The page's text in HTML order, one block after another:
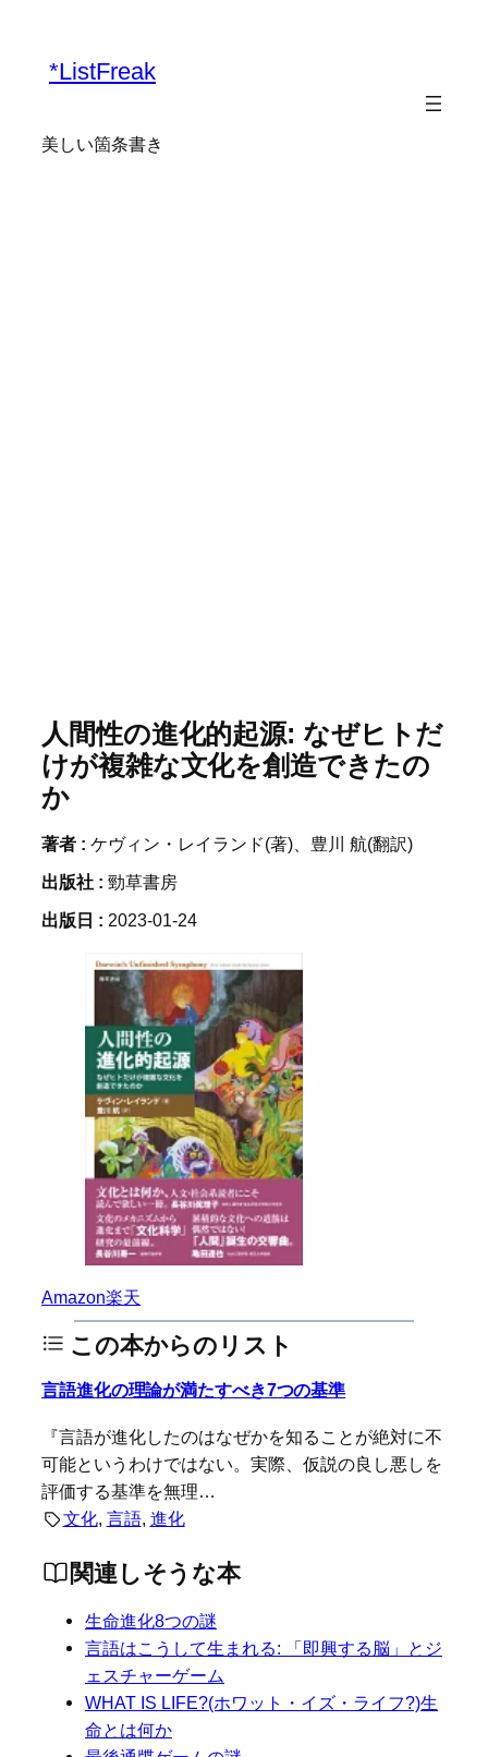
*ListFreak
美しい箇条書き
人間性の進化的起源: なぜヒトだ
けが複雑な文化を創造できたの
か
著者 : ケヴィン・レイランド(著)、豊川 航(翻訳)
出版社 : 勁草書房
出版日 : 2023-01-24
Amazon楽天
この本からのリスト
言語進化の理論が満たすべき7つの基準
『言語が進化したのはなぜかを知ることが絶対に不
可能というわけではない。実際、仮説の良し悪しを
評価する基準を無理…
文化, 言語, 進化
関連しそうな本
生命進化8つの謎
言語はこうして生まれる: 「即興する脳」とジ
ェスチャーゲーム
WHAT IS LIFE?(ホワット・イズ・ライフ?)生
命とは何か